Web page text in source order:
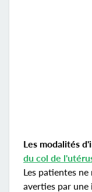
Les modalités
du col de
Les patientes
averties par